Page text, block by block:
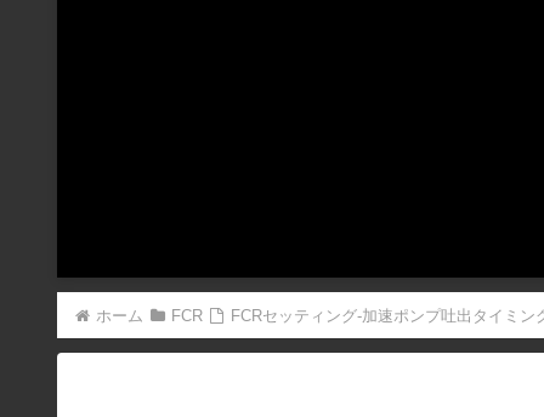
ホーム FCR FCRセッティング-加速ポンプ吐出タイミン